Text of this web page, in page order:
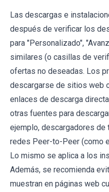
Las descargas e
después de verificar los
para "Personalizado",
similares (o casillas de
ofertas no deseadas. Los
descargarse de sitios web
enlaces de descarga
otras fuentes para
ejemplo, descargadores
redes Peer-to-Peer (como
Lo mismo se aplica a los
Además, se recomienda
muestran en páginas web